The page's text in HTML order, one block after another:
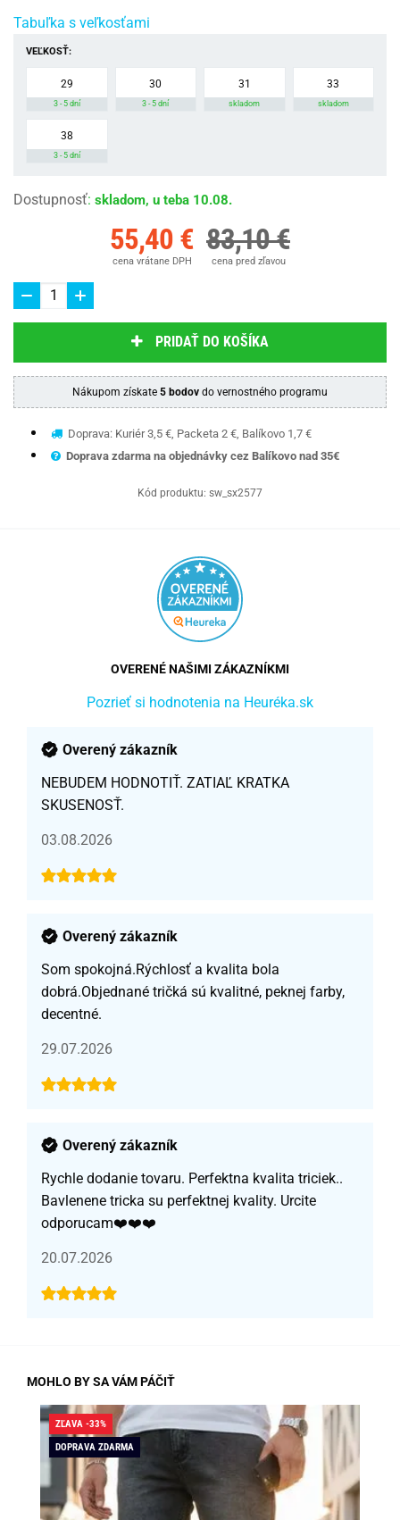
Tabuľka s veľkosťami
VEĽKOSŤ:
29
3 - 5 dní
30
3 - 5 dní
31
skladom
33
skladom
38
3 - 5 dní
Dostupnosť: skladom, u teba 10.08.
55,40 €
cena vrátane DPH
83,10 €
cena pred zľavou
PRIDAŤ DO KOŠÍKA
Nákupom získate 5 bodov do vernostného programu
Doprava: Kuriér 3,5 €, Packeta 2 €, Balíkovo 1,7 €
Doprava zdarma na objednávky cez Balíkovo nad 35€
Kód produktu: sw_sx2577
OVERENÉ NAŠIMI ZÁKAZNÍKMI
Pozrieť si hodnotenia na Heuréka.sk
Overený zákazník
NEBUDEM HODNOTIŤ. ZATIAĽ KRATKA
SKUSENOSŤ.
03.08.2026
Overený zákazník
Som spokojná.Rýchlosť a kvalita bola
dobrá.Objednané tričká sú kvalitné, peknej farby,
decentné.
29.07.2026
Overený zákazník
Rychle dodanie tovaru. Perfektna kvalita triciek..
Bavlenene tricka su perfektnej kvality. Urcite
odporucam❤️❤️❤️
20.07.2026
MOHLO BY SA VÁM PÁČIŤ
ZĽAVA -33%
DOPRAVA ZDARMA